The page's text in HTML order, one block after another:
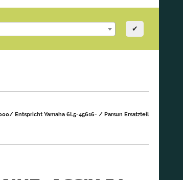
✔
Entspricht Yamaha 6L5-45616- / Parsun Ersatzteil